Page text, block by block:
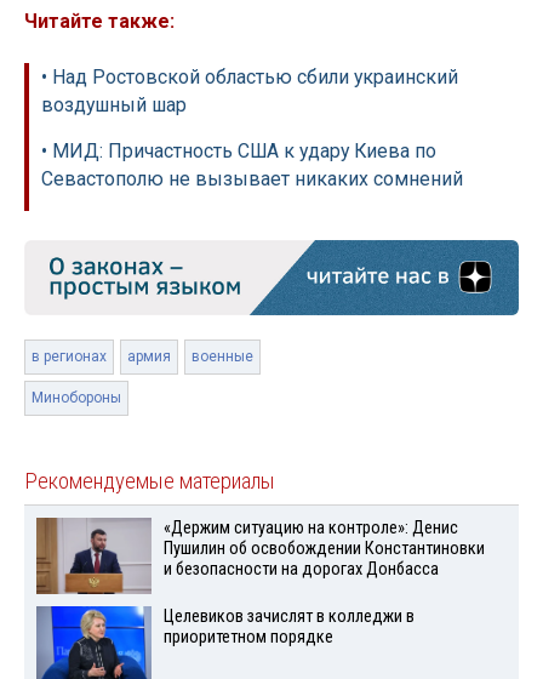
Читайте также:
• Над Ростовской областью сбили украинский
воздушный шар
• МИД: Причастность США к удару Киева по
Севастополю не вызывает никаких сомнений
в регионах армия военные
Минобороны
Рекомендуемые материалы
«Держим ситуацию на контроле»: Денис
Пушилин об освобождении Константиновки
и безопасности на дорогах Донбасса
Целевиков зачислят в колледжи в
приоритетном порядке